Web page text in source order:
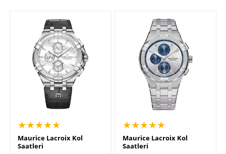
★★★★★
Maurice Lacroix Kol
Saatleri
★★★★★
Maurice Lacroix Kol
Saatleri